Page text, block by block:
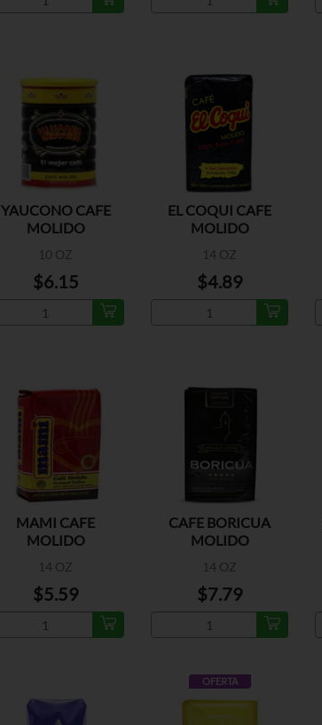
YAUCONO CAFE
MOLIDO
10 OZ
$6.15
EL COQUI CAFE
MOLIDO
14 OZ
$4.89
MAMI CAFE
MOLIDO
14 OZ
$5.59
CAFE BORICUA
MOLIDO
14 OZ
$7.79
OFERTA